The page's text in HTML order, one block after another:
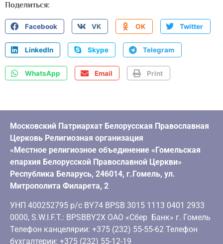
Поделиться:
Facebook VK OK Twitter
LinkedIn Skype Telegram
WhatsApp Email Print
Московский Патриархат Белорусская Православная
Церковь Религиозная организация
«Местное религиозное объединение «Гомельская
епархия Белорусской Православной Церкви»
Республика Беларусь, 246014, г.Гомель, ул.
Митрополита Филарета, 2
УНП 400252795 р/с BY74 BPSB 3015 1113 0401 2933
0000, S.W.I.F.T.: BPSBBY2X ОАО «Сбер Банк» г. Гомель
Телефон канцелярии: +375 (232) 55-55-62 Телефон
бухгалтерии: +375 (232) 55-12-19